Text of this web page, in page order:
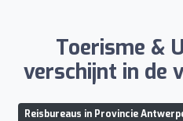
Toerisme &
verschijnt in de
Reisbureaus in Provincie